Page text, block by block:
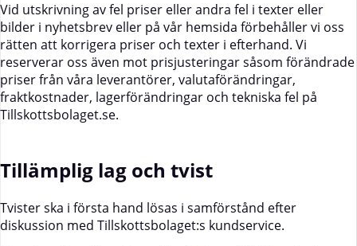
Vid utskrivning av fel priser eller andra fel i texter eller
bilder i nyhetsbrev eller på vår hemsida förbehåller vi oss
rätten att korrigera priser och texter i efterhand. Vi
reserverar oss även mot prisjusteringar såsom förändrade
priser från våra leverantörer, valutaförändringar,
fraktkostnader, lagerförändringar och tekniska fel på
Tillskottsbolaget.se.
Tillämplig lag och tvist
Tvister ska i första hand lösas i samförstånd efter
diskussion med Tillskottsbolaget:s kundservice.